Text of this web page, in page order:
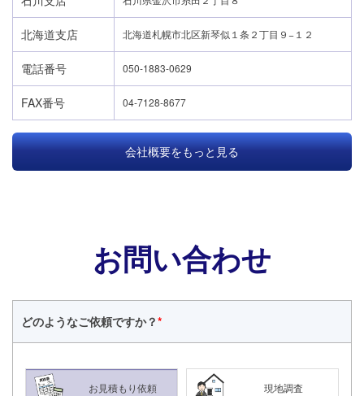
北海道支店 北海道札幌市北区新琴似１条２丁目９−１２
電話番号 050-1883-0629
FAX番号 04-7128-8677
会社概要をもっと見る
お問い合わせ
どのようなご依頼ですか？*
お見積もり依頼 現地調査